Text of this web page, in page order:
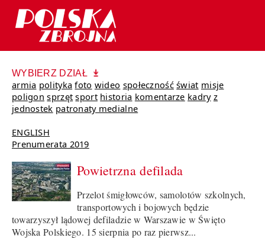
WYBIERZ DZIAŁ
armia polityka foto wideo społeczność świat misje
poligon sprzęt sport historia komentarze kadry z
jednostek patronaty medialne
ENGLISH
Prenumerata 2019
Powietrzna defilada
Przelot śmigłowców, samolotów szkolnych,
transportowych i bojowych będzie
towarzyszył lądowej defiladzie w Warszawie w Święto
Wojska Polskiego. 15 sierpnia po raz pierwsz...